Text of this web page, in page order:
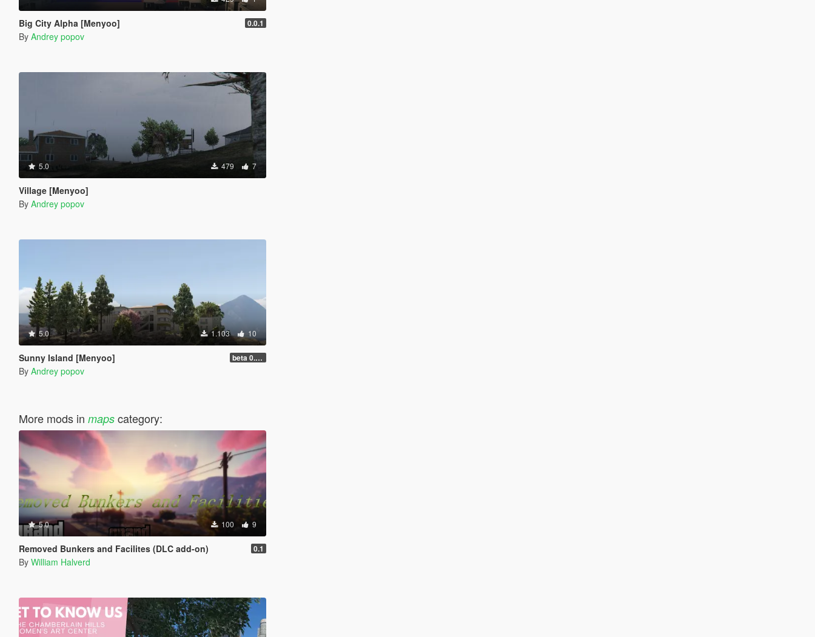
Big City Alpha [Menyoo] 0.0.1
By Andrey popov
5.0 479 7
Village [Menyoo]
By Andrey popov
5.0 1.103 10
Sunny Island [Menyoo] beta 0.0.1
By Andrey popov
More mods in mapscategory:
5.0 100 9
Removed Bunkers and Facilites (DLC add-on) 0.1
By William Halverd